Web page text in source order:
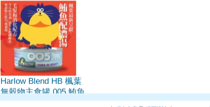
添加到購物車
Harlow Blend HB 楓葉
無穀物主食罐 005 鮪魚